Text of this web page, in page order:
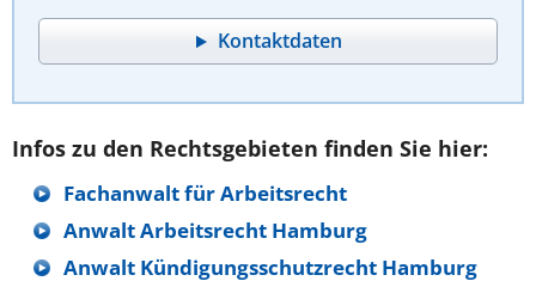
Kontaktdaten
Infos zu den Rechtsgebieten finden Sie hier:
Fachanwalt für Arbeitsrecht
Anwalt Arbeitsrecht Hamburg
Anwalt Kündigungsschutzrecht Hamburg